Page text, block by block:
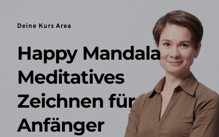
Deine Kurs Area
Happy Mandala
Meditatives
Zeichnen für
Anfänger